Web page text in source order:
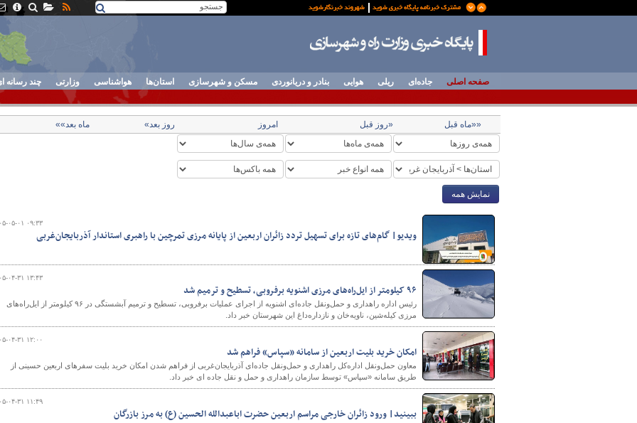
پایگاه خبری وزارت راه و
صفحه اصلی جاده‌ای ریلی هوایی بنادر و دریانوردی مسکن و شهرسازی استان‌ها هواشناسی وزارتی چند رسانه
««ماه قبل «روز قبل امروز روز بعد» ماه بعد»»
نمایش همه
۱۴۰۵-۰۵-۰۱
ویدیو| گام‌های تازه برای تسهیل تردد زائران اربعین از پایانه مرزی تمرچین با راهبری استاندار آذربایجان‌غربی
۱۴۰۵-۰۴-۳۱
۹۶ کیلومتر از ایل‌راه‌های مرزی اشنویه برفروبی، تسطیح و ترمیم شد
​​​​​​​رئیس اداره راهداری و حمل‌ونقل جاده‌ای اشنویه از اجرای عملیات برفروبی، تسطیح و ترمیم آبشستگی در ۹۶ کیلومتر از ایل‌راه‌های
مرزی کیله‌شین، ناویه‌خان و نازداره‌داغ این شهرستان خبر داد.
۱۴۰۵-۰۴-۳۱
امکان خرید بلیت اربعین از سامانه «سپاس» فراهم شد
​​​​​​​معاون حمل‌ونقل اداره‌کل راهداری و حمل‌ونقل جاده‌ای آذربایجان‌غربی از فراهم شدن امکان خرید بلیت سفرهای اربعین حسینی از
طریق سامانه «سپاس» توسط سازمان راهداری و حمل و نقل جاده ای خبر داد.
۱۴۰۵-۰۴-۳۱
ببینید| ورود زائران خارجی مراسم اربعین حضرت اباعبدالله الحسین (ع) به مرز بازرگان